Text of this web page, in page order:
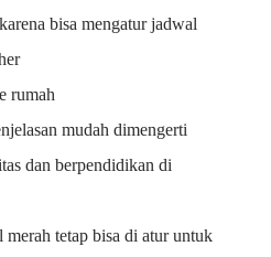
bisa mengatur jadwal
rumah
mudah dimengerti
dan berpendidikan di
tetap bisa di atur untuk